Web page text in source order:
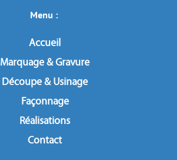
Menu :
Accueil
Marquage & Gravure
Découpe & Usinage
Façonnage
Réalisations
Contact